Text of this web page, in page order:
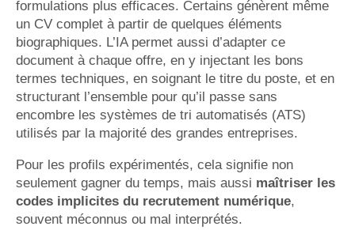
formulations plus efficaces. Certains génèrent même
un CV complet à partir de quelques éléments
biographiques. L’IA permet aussi d’adapter ce
document à chaque offre, en y injectant les bons
termes techniques, en soignant le titre du poste, et en
structurant l’ensemble pour qu’il passe sans
encombre les systèmes de tri automatisés (ATS)
utilisés par la majorité des grandes entreprises.
Pour les profils expérimentés, cela signifie non
seulement gagner du temps, mais aussi maîtriser les
codes implicites du recrutement numérique,
souvent méconnus ou mal interprétés.